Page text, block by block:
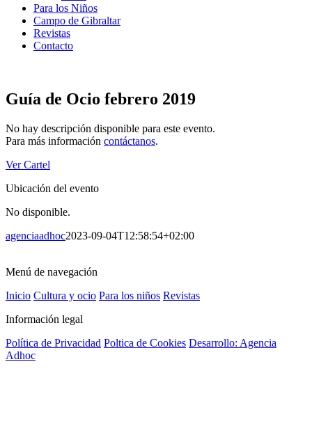
Para los Niños
Campo de Gibraltar
Revistas
Contacto
Guía de Ocio febrero 2019
No hay descripción disponible para este evento.
Para más información contáctanos.
Ver Cartel
Ubicación del evento
No disponible.
agenciaadhoc2023-09-04T12:58:54+02:00
Menú de navegación
Inicio Cultura y ocio Para los niños Revistas
Información legal
Política de Privacidad Poltica de Cookies Desarrollo: Agencia
Adhoc